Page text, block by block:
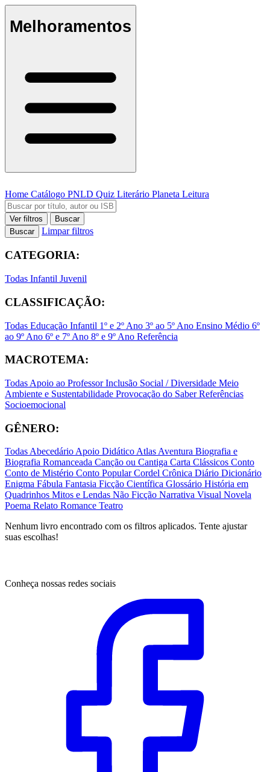
Melhoramentos
Home Catálogo PNLD Quiz Literário Planeta Leitura
Ver filtros
Buscar
Buscar
Limpar filtros
CATEGORIA:
Todas Infantil Juvenil
CLASSIFICAÇÃO:
Todas Educação Infantil 1º e 2º Ano 3º ao 5º Ano Ensino Médio 6º
ao 9º Ano 6º e 7º Ano 8º e 9º Ano Referência
MACROTEMA:
Todas Apoio ao ProfessorInclusão Social / Diversidade Meio
Ambiente e Sustentabilidade Provocação do SaberReferências
Socioemocional
GÊNERO:
TodasAbecedárioApoio DidáticoAtlasAventura Biografia e
Biografia Romanceada Canção ou Cantiga Carta Clássicos Conto
Conto de Mistério Conto PopularCordel Crônica Diário Dicionário
Enigma Fábula Fantasia Ficção Científica Glossário História em
Quadrinhos Mitos e Lendas Não Ficção Narrativa Visual Novela
Poema Relato Romance Teatro
Nenhum livro encontrado com os filtros aplicados. Tente ajustar
suas escolhas!
Conheça nossas redes sociais